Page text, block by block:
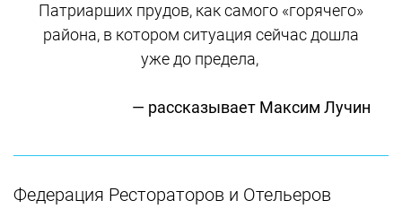
Патриарших прудов, как самого «горячего»
района, в котором ситуация сейчас дошла
уже до предела,
— рассказывает Максим Лучин
Федерация Рестораторов и Отельеров